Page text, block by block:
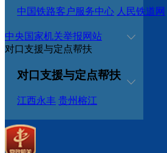
中国铁路客户服务中心 人民铁道网
中央国家机关举报网站
对口支援与定点帮扶
对口支援与定点帮扶
江西永丰 贵州榕江